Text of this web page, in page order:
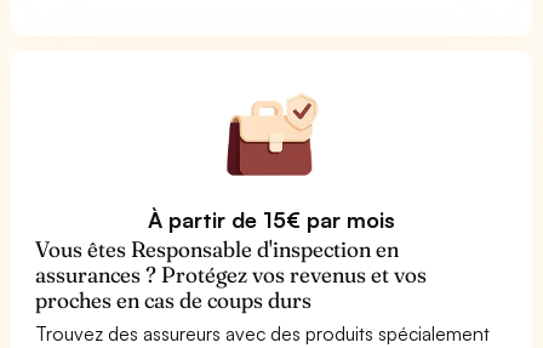
À partir de 15€ par mois
Vous êtes Responsable d'inspection en
assurances ? Protégez vos revenus et vos
proches en cas de coups durs
Trouvez des assureurs avec des produits spécialement